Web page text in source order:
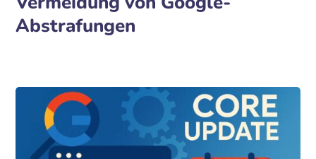
Abstrafungen